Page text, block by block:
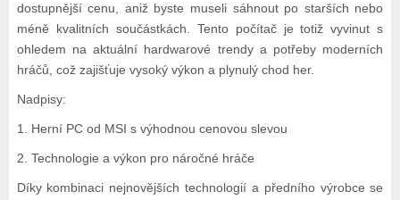
dostupnější cenu, aniž byste museli sáhnout po starších nebo
méně kvalitních součástkách. Tento počítač je totiž vyvinut s
ohledem na aktuální hardwarové trendy a potřeby moderních
hráčů, což zajišťuje vysoký výkon a plynulý chod her.
Nadpisy:
1. Herní PC od MSI s výhodnou cenovou slevou
2. Technologie a výkon pro náročné hráče
Díky kombinaci nejnovějších technologií a předního výrobce se